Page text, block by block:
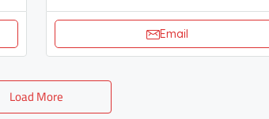
Email
Load More